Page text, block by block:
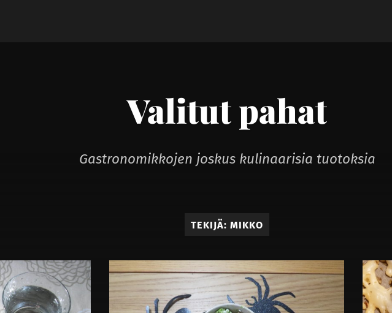
Valitut pahat
Gastronomikkojen joskus kulinaarisia tuotoksia
TEKIJÄ: MIKKO